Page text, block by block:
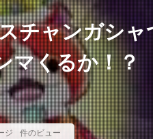
チャンガシ
マくるか！
ジ 件のビュー